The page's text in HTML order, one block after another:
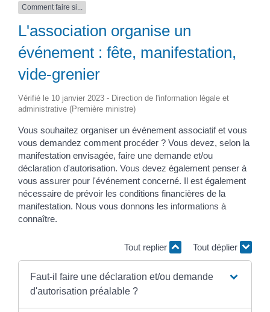
Comment faire si...
L'association organise un
événement : fête, manifestation,
vide-grenier
Vérifié le 10 janvier 2023 - Direction de l'information légale et
administrative (Première ministre)
Vous souhaitez organiser un événement associatif et vous
vous demandez comment procéder ? Vous devez, selon la
manifestation envisagée, faire une demande et/ou
déclaration d'autorisation. Vous devez également penser à
vous assurer pour l'événement concerné. Il est également
nécessaire de prévoir les conditions financières de la
manifestation. Nous vous donnons les informations à
connaître.
Tout replier Tout déplier
Faut-il faire une déclaration et/ou demande
d'autorisation préalable ?